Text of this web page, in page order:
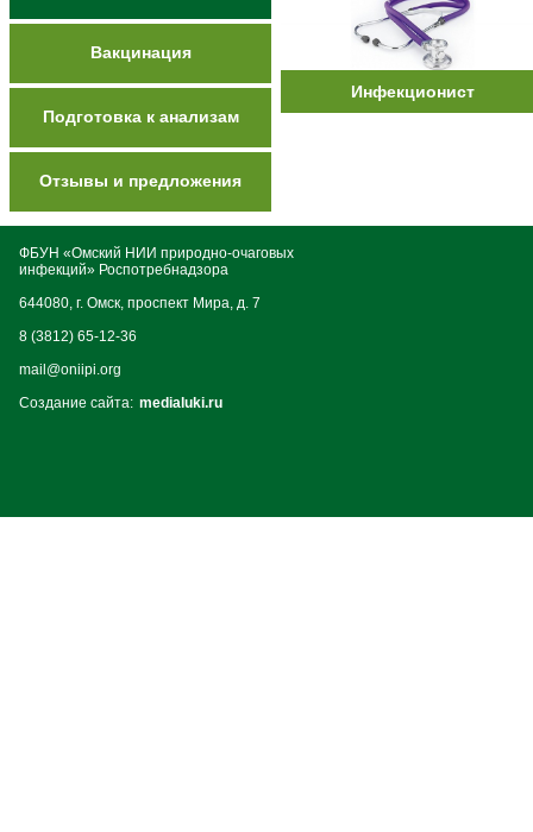
Вакцинация
Подготовка к анализам
Отзывы и предложения
Инфекционист
ФБУН «Омский НИИ природно-очаговых
инфекций» Роспотребнадзора
644080, г. Омск, проспект Мира, д. 7
8 (3812) 65-12-36
mail@oniipi.org
Создание сайта: medialuki.ru